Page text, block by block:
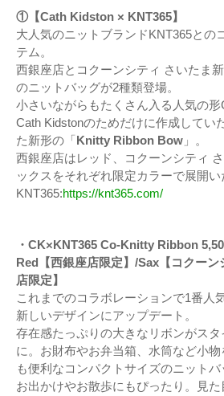
①【Cath Kidston × KNT365】
大人気のニットブランドKNT365との
テム。
西銀座店とコクーンシティ さいたま
のニットバッグが2種類登場。
小さいながらもたくさん入る人気の形
Cath Kidstonのためだけに作成してい
た新形の「Knitty Ribbon Bow 」。
西銀座店はレッド、コクーンシティ
ックスをそれぞれ限定カラーで展開い
KNT365:https://knt365.com/
・CK×KNT365 Co-Knitty Ribbon
Red【西銀座店限定】/Sax【コクー
店限定】
これまでのコラボレーションで1番人
新しいデザインにアップデート。
存在感たっぷりの大きなリボンがスタ
に。お財布やお弁当箱、水筒など小
も便利なコンパクトサイズのニット
お出かけやお散歩にもぴったり。見